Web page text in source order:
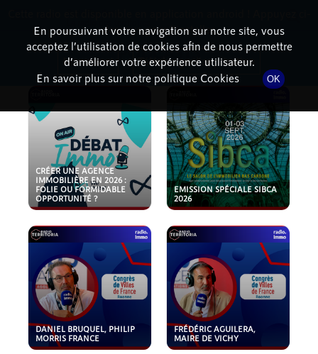
PODCASTS
CRÉER UNE AGENCE
IMMOBILIÈRE EN 2026 :
FOLIE OU FORMIDABLE
OPPORTUNITÉ ?
EMISSION SPÉCIALE SIBCA
2026
DANIEL BRUQUEL, PHILIP
MORRIS FRANCE
FRÉDÉRIC AGUILERA,
MAIRE DE VICHY
En poursuivant votre navigation sur notre site, vous
acceptez l’utilisation de cookies afin de nous permettre
d’améliorer votre expérience utilisateur.
En savoir plus sur notre politique Cookies
OK
dessous pour l'installer.
Non merci Télécharger l'application